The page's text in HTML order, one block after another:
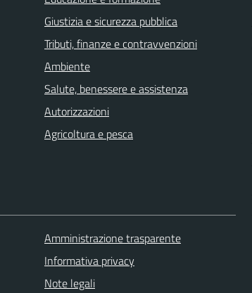
Giustizia e sicurezza pubblica
Tributi, finanze e contravvenzioni
Ambiente
Salute, benessere e assistenza
Autorizzazioni
Agricoltura e pesca
Amministrazione trasparente
Informativa privacy
Note legali